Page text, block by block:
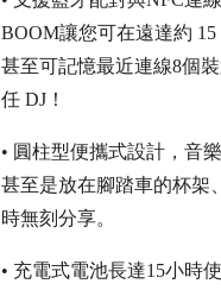
BOOM讓您可在遠達約
甚至可記憶最近連線8個
任 DJ！
• 圓柱型便攜式設計，音
甚至是放在腳踏車的杯架
時無刻分享。
• 充電式電池長達15小時